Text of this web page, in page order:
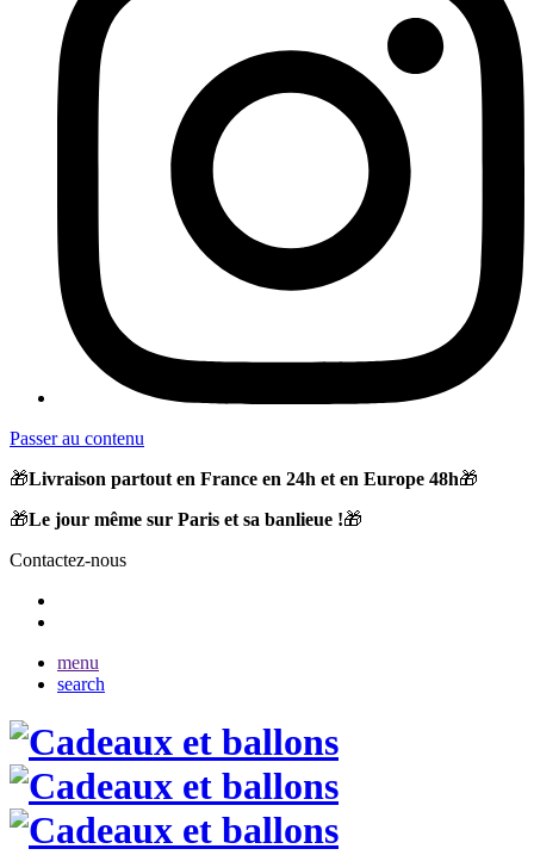
Passer au contenu
🎁Livraison partout en France en 24h et en Europe 48h🎁
🎁Le jour même sur Paris et sa banlieue !🎁
Contactez-nous
menu
search